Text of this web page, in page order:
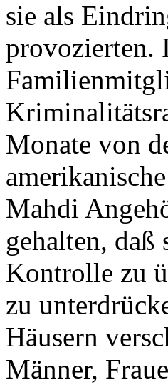
sie als
provozierten.
Monate von
Mahdi
gehalten,
Kontrolle zu
zu
Häusern
Männer,